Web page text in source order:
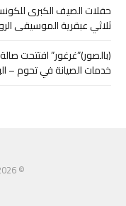
حفلات الصيف الكبرى
ثلاثي عبقرية الموسيقى
(بالصور)”غرغور” افتتحت
خدمات الصيانة في تحوم –
© 2026 Designed by